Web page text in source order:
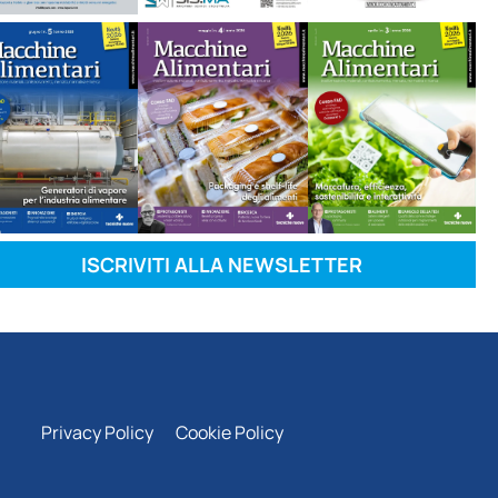
ISCRIVITI ALLA NEWSLETTER
Privacy Policy Cookie Policy